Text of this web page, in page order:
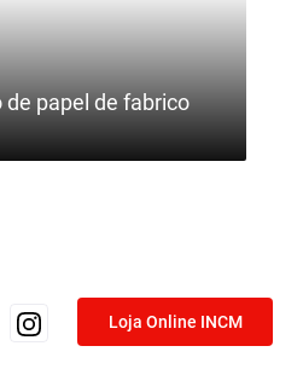
de papel de fabrico
Loja Online INCM